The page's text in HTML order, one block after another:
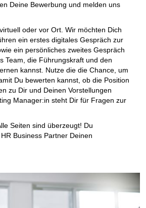
Deine Bewerbung und melden uns
oder vor Ort. Wir möchten Dich
ein erstes digitales Gespräch zur
ein persönliches zweites Gespräch
Team, die Führungskraft und den
kannst. Nutze die die Chance, um
Du bewerten kannst, ob die Position
zu Dir und Deinen Vorstellungen
Manager:in steht Dir für Fragen zur
Seiten sind überzeugt! Du
Business Partner Deinen